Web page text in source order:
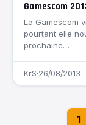
Gamescom
La ‎Gamescom
pourtant elle
prochaine…
KrS·26/08/2013
1